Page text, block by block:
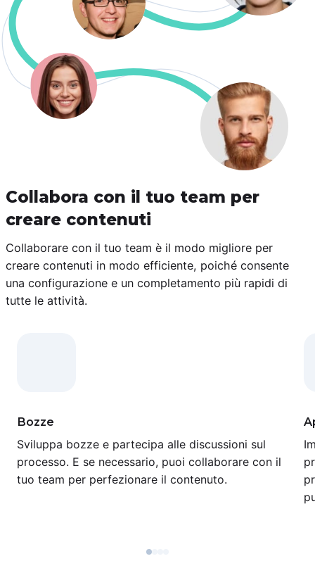
Collabora con il tuo team per
creare contenuti
Collaborare con il tuo team è il modo migliore per
creare contenuti in modo efficiente, poiché consente
una configurazione e un completamento più rapidi di
tutte le attività.
Bozze
Sviluppa bozze e partecipa alle discussioni sul
processo. E se necessario, puoi collaborare con il
tuo team per perfezionare il contenuto.